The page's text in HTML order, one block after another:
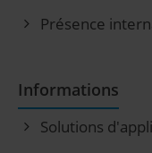
Présence
Informations
Solutions